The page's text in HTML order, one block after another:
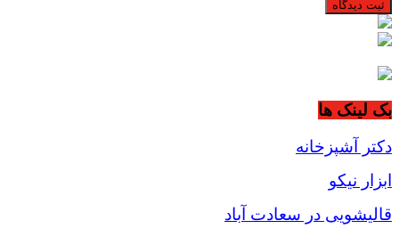
بک لینک ها
دکتر آشپزخانه
ابزار نیکو
قالیشویی در سعادت آباد